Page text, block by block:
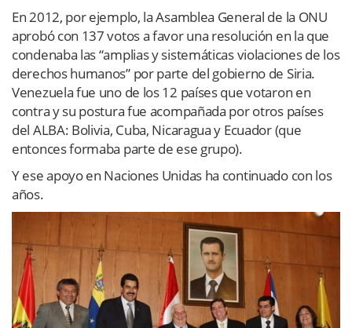
En 2012, por ejemplo, la Asamblea General de la ONU
aprobó con 137 votos a favor una resolución en la que
condenaba las “amplias y sistemáticas violaciones de los
derechos humanos” por parte del gobierno de Siria.
Venezuela fue uno de los 12 países que votaron en
contra y su postura fue acompañada por otros países
del ALBA: Bolivia, Cuba, Nicaragua y Ecuador (que
entonces formaba parte de ese grupo).
Y ese apoyo en Naciones Unidas ha continuado con los
años.